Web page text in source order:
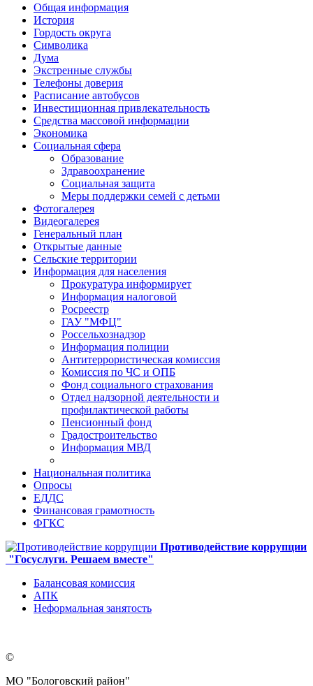
Общая информация
История
Гордость округа
Символика
Дума
Экстренные службы
Телефоны доверия
Расписание автобусов
Инвестиционная привлекательность
Средства массовой информации
Экономика
Социальная сфера
Образование
Здравоохранение
Социальная защита
Меры поддержки семей с детьми
Фотогалерея
Видеогалерея
Генеральный план
Открытые данные
Сельские территории
Информация для населения
Прокуратура информирует
Информация налоговой
Росреестр
ГАУ "МФЦ"
Россельхознадзор
Информация полиции
Антитеррористическая комиссия
Комиссия по ЧС и ОПБ
Фонд социального страхования
Отдел надзорной деятельности и
профилактической работы
Пенсионный фонд
Градостроительство
Информация МВД
Национальная политика
Опросы
ЕДДС
Финансовая грамотность
ФГКС
Противодействие коррупции
"Госуслуги. Решаем вместе"
Балансовая комиссия
АПК
Неформальная занятость
©
МО "Бологовский район"